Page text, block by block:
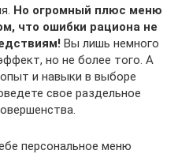
Но огромный плюс меню
что ошибки рациона не
Вы лишь немного
но не более того. А
и навыки в выборе
свое раздельное
персональное меню